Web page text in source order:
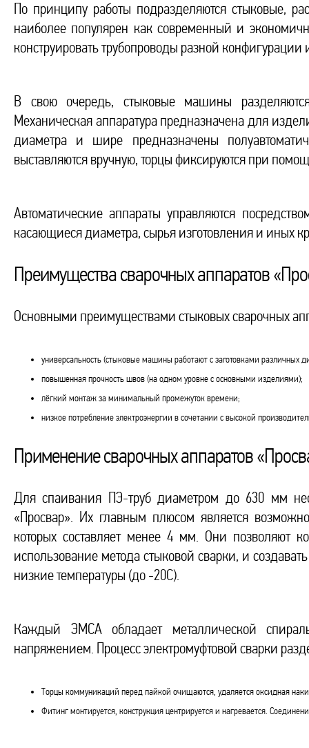
По принципу работы подразделяются стыковые,
наиболее популярен как современный и
конструировать трубопроводы разной конфигурации
В свою очередь, стыковые машины
Механическая аппаратура предназначена для
диаметра и шире предназначены
выставляются вручную, торцы фиксируются при
Автоматические аппараты управляются
касающиеся диаметра, сырья изготовления и иных
Преимущества сварочных аппаратов
Основными преимуществами стыковых сварочных
универсальность (стыковые машины работают с заготовками различных
повышенная прочность швов (на одном уровне с основными изделиями);
лёгкий монтаж за минимальный промежуток времени;
низкое потребление электроэнергии в сочетании с высокой
Применение сварочных аппаратов
Для спаивания ПЭ-труб диаметром до 630 мм
«Просвар». Их главным плюсом является
которых составляет менее 4 мм. Они позволяют
использование метода стыковой сварки, и
низкие температуры (до -20C).
Каждый ЭМСА обладает металлической
напряжением. Процесс электромуфтовой сварки
Торцы коммуникаций перед пайкой очищаются, удаляется оксидная
Фитинг монтируется, конструкция центрируется и нагревается.